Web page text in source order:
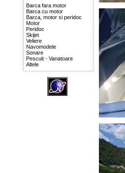
Barca fara motor
Barca cu motor
Barca, motor si peridoc
Motor
Peridoc
Skijet
Veliere
Navomodele
Sonare
Pescuit - Vanatoare
Altele